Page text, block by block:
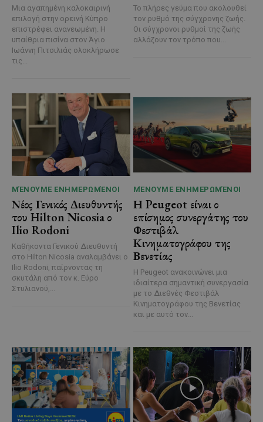
Μια αγαπημένη καλοκαιρινή
επιλογή στην ορεινή Κύπρο
επιστρέφει ανανεωμένη. Η
υπαίθρια πισίνα στον Άγιο
Ιωάννη Πιτσιλιάς ολοκλήρωσε
τις...
Το πλήρες γεύμα που ακολουθεί
τον ρυθμό της σύγχρονης ζωής.
Οι σύγχρονοι ρυθμοί της ζωής
αλλάζουν τον τρόπο που...
ΜΈΝΟΥΜΕ ΕΝΗΜΕΡΩΜΈΝΟΙ
Νέος Γενικός Διευθυντής
του Hilton Nicosia ο
Ilio Rodoni
Καθήκοντα Γενικού Διευθυντή
στο Hilton Nicosia αναλαμβάνει ο
Ilio Rodoni, παίρνοντας τη
σκυτάλη από τον κ. Εύρο
Στυλιανού,...
ΜΈΝΟΥΜΕ ΕΝΗΜΕΡΩΜΈΝΟΙ
Η Peugeot είναι ο
επίσημος συνεργάτης του
Φεστιβάλ
Κινηματογράφου της
Βενετίας
Η Peugeot ανακοινώνει μια
ιδιαίτερα σημαντική συνεργασία
με το Διεθνές Φεστιβάλ
Κινηματογράφου της Βενετίας
και με αυτό τον...